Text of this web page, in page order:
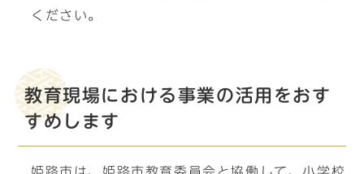
ください。
教育現場における事業の活用をおす
すめします